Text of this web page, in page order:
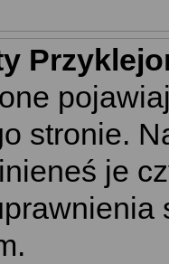
stronie.
je